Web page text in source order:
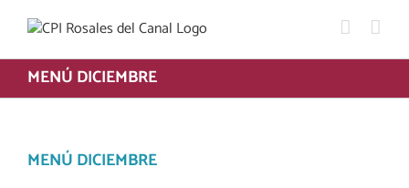
contenido
MENÚ DICIEMBRE
MENÚ DICIEMBRE